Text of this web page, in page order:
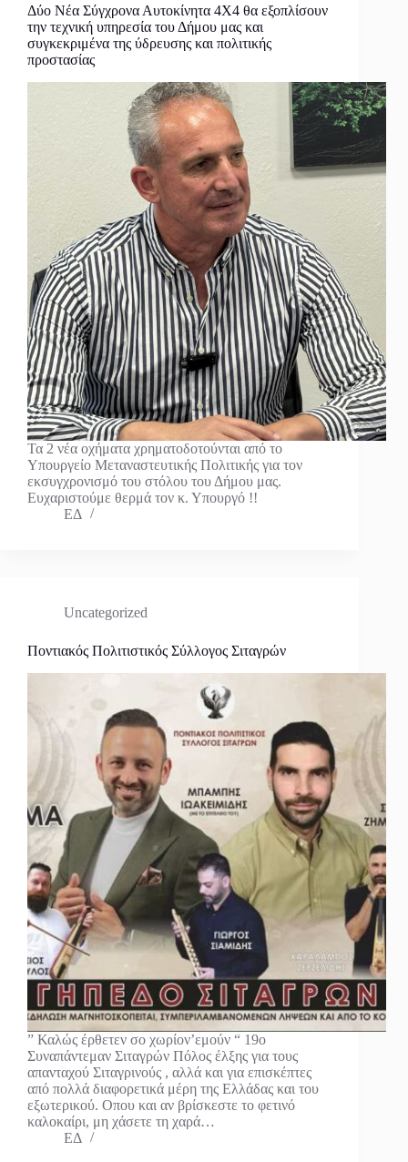
Δύο Νέα Σύγχρονα Αυτοκίνητα 4Χ4 θα εξοπλίσουν
την τεχνική υπηρεσία του Δήμου μας και
συγκεκριμένα της ύδρευσης και πολιτικής
προστασίας
Τα 2 νέα οχήματα χρηματοδοτούνται από το
Υπουργείο Μεταναστευτικής Πολιτικής για τον
εκσυγχρονισμό του στόλου του Δήμου μας.
Ευχαριστούμε θερμά τον κ. Υπουργό !!
ΕΔ
Uncategorized
Ποντιακός Πολιτιστικός Σύλλογος Σιταγρών
” Καλώς έρθετεν σο χωρίον’εμούν “ 19ο
Συναπάντεμαν Σιταγρών Πόλος έλξης για τους
απανταχού Σιταγρινούς , αλλά και για επισκέπτες
από πολλά διαφορετικά μέρη της Ελλάδας και του
εξωτερικού. Οπου και αν βρίσκεστε το φετινό
καλοκαίρι, μη χάσετε τη χαρά…
ΕΔ